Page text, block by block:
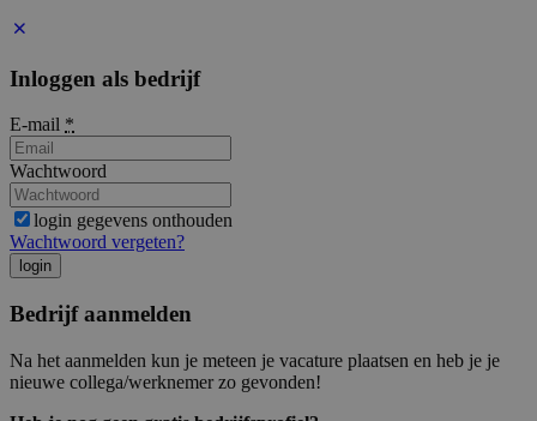
Inloggen als bedrijf
E-mail *
Wachtwoord
login gegevens onthouden
Wachtwoord vergeten?
login
Bedrijf aanmelden
Na het aanmelden kun je meteen je vacature plaatsen en heb je je
nieuwe collega/werknemer zo gevonden!